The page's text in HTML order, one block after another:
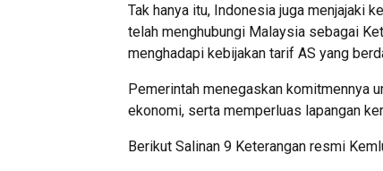
Tak hanya itu, Indonesia juga menjajaki
telah menghubungi Malaysia sebagai
menghadapi kebijakan tarif AS yang
Pemerintah menegaskan komitmennya
ekonomi, serta memperluas lapangan
Berikut Salinan 9 Keterangan resmi